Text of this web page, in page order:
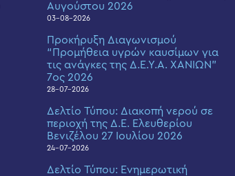
Αυγούστου 2026
03-08-2026
Προκήρυξη Διαγωνισμού
“Προμήθεια υγρών καυσίμων για
τις ανάγκες της Δ.Ε.Υ.Α. ΧΑΝΙΩΝ”
7ος 2026
28-07-2026
Δελτίο Τύπου: Διακοπή νερού σε
περιοχή της Δ.Ε. Ελευθερίου
Βενιζέλου 27 Ιουλίου 2026
24-07-2026
Δελτίο Τύπου: Eνημερωτική